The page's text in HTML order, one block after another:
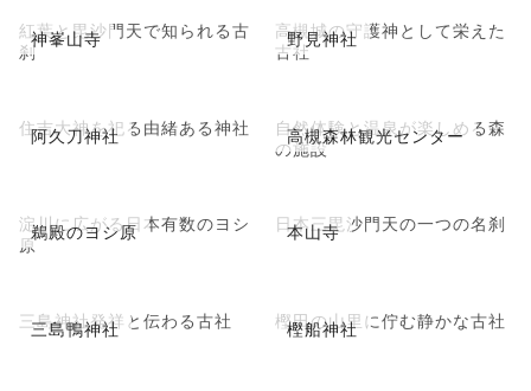
神峯山寺
紅葉と毘沙門天で知られる古
刹
野見神社
高槻城の守護神として栄えた
古社
阿久刀神社
住吉大神を祀る由緒ある神社 高槻森林観光センター
自然体験と温泉が楽しめる森
の施設
鵜殿のヨシ原
淀川に広がる日本有数のヨシ
原
本山寺
日本三毘沙門天の一つの名刹
三島鴨神社
三島神社発祥と伝わる古社 樫船神社
樫田の山里に佇む静かな古社